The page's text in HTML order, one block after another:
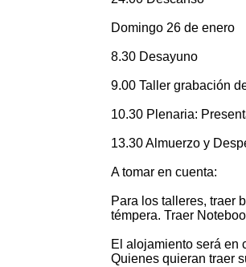
Domingo 26 de enero
8.30 Desayuno
9.00 Taller grabación
10.30 Plenaria:
13.30 Almuerzo y
A tomar en cuenta:
Para los talleres, traer
témpera. Traer
El alojamiento será en
Quienes quieran traer